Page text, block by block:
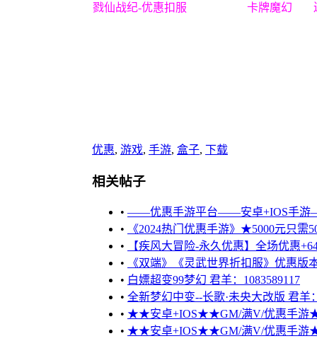
戮仙战纪-优惠扣服
卡牌魔幻
优惠, 游戏, 手游, 盒子, 下载
相关帖子
• ——优惠手游平台——安卓+IOS手
•
《2024热门优惠手游》★5000元只
•
【疾风大冒险-永久优惠】全场优惠
•
《双端》《灵武世界折扣服》优惠版
• 白嫖超变99梦幻 君羊：1083589117
• 全新梦幻中变--长歌·未央大改版 君羊
• ★★安卓+IOS★★GM/满V/优惠手游
• ★★安卓+IOS★★GM/满V/优惠手游